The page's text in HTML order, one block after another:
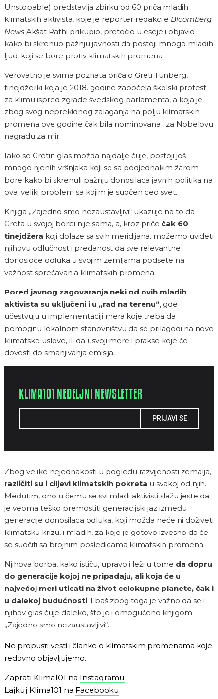
Unstopable) predstavlja zbirku od 60 priča mladih
klimatskih aktivista, koje je reporter redakcije Bloomberg
News Akšat Rathi prikupio, pretočio u eseje i objavio
kako bi skrenuo pažnju javnosti da postoji mnogo mladih
ljudi koji se bore protiv klimatskih promena.
Verovatno je svima poznata priča o Greti Tunberg,
tinejdžerki koja je 2018. godine započela školski protest
za klimu ispred zgrade švedskog parlamenta, a koja je
zbog svog neprekidnog zalaganja na polju klimatskih
promena ove godine čak bila nominovana i za Nobelovu
nagradu za mir.
Iako se Gretin glas možda najdalje čuje, postoji još
mnogo njenih vršnjaka koji se sa podjednakim žarom
bore kako bi skrenuli pažnju donosilaca javnih politika na
ovaj veliki problem sa kojim je suočen ceo svet.
Knjiga „Zajedno smo nezaustavljivi“ ukazuje na to da
Greta u svojoj borbi nije sama, a, kroz priče čak 60
tinejdžera koji dolaze sa svih meridijana, možemo uvideti
njihovu odlučnost i predanost da sve relevantne
donosioce odluka u svojim zemljama podsete na
važnost sprečavanja klimatskih promena.
Pored javnog zagovaranja neki od ovih mladih
aktivista su uključeni i u „rad na terenu“, gde
učestvuju u implementaciji mera koje treba da
pomognu lokalnom stanovništvu da se prilagodi na nove
klimatske uslove, ili da usvoji mere i prakse koje će
dovesti do smanjivanja emisija.
KLIMA101 NEDELJNI NEWSLETTER
PRIJAVI SE
Zbog velike nejednakosti u pogledu razvijenosti zemalja,
različiti su i ciljevi klimatskih pokreta u svakoj od njih.
Međutim, ono u čemu se svi mladi aktivisti slažu jeste da
je veoma teško premostiti generacijski jaz između
generacije donosilaca odluka, koji možda neće ni doživeti
klimatsku krizu, i mladih, za koje je gotovo izvesno da će
se suočiti sa brojnim posledicama klimatskih promena.
Njihova borba, kako ističu, upravo i leži u tome da dopru
do generacije kojoj ne pripadaju, ali koja će u
najvećoj meri uticati na život celokupne planete, čak i
u dalekoj budućnosti. I baš zbog toga je važno da se i
njihov glas čuje daleko, što je i omogućeno knjigom
„Zajedno smo nezaustavljivi“.
Ne propusti vesti i članke o klimatskim promenama koje
redovno objavljujemo.
Zaprati Klima101 na Instagramu
Lajkuj Klima101 na Facebooku